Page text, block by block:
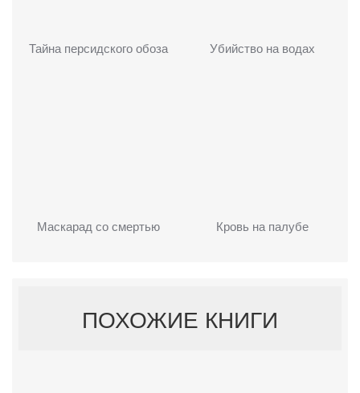
Тайна персидского обоза Убийство на водах
Маскарад со смертью Кровь на палубе
ПОХОЖИЕ КНИГИ